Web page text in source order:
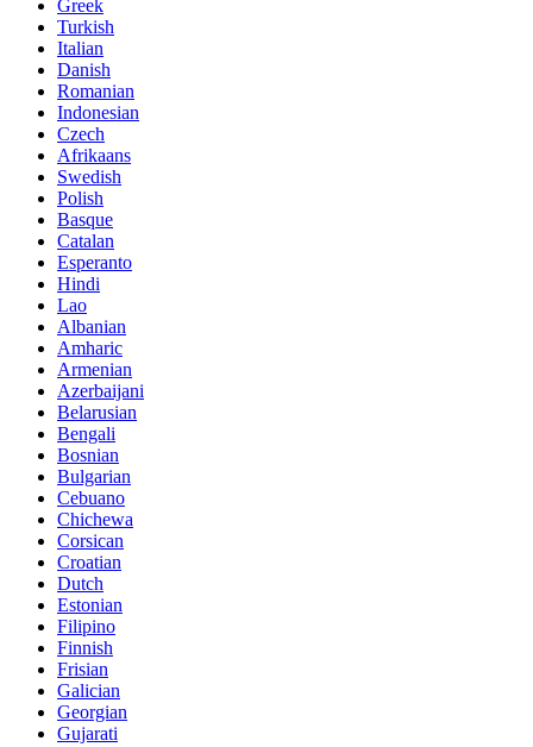
Greek
Turkish
Italian
Danish
Romanian
Indonesian
Czech
Afrikaans
Swedish
Polish
Basque
Catalan
Esperanto
Hindi
Lao
Albanian
Amharic
Armenian
Azerbaijani
Belarusian
Bengali
Bosnian
Bulgarian
Cebuano
Chichewa
Corsican
Croatian
Dutch
Estonian
Filipino
Finnish
Frisian
Galician
Georgian
Gujarati